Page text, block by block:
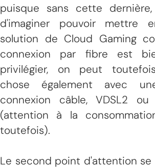
puisque sans cette
d'imaginer pouvoir mettre
solution de Cloud Gaming
connexion par fibre est
privilégier, on peut
chose également avec
connexion câble, VDSL2
(attention à la
toutefois).
Le second point d'attention se